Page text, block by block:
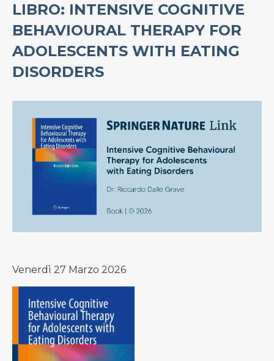
LIBRO: INTENSIVE COGNITIVE
BEHAVIOURAL THERAPY FOR
ADOLESCENTS WITH EATING
DISORDERS
Venerdì 27 Marzo 2026